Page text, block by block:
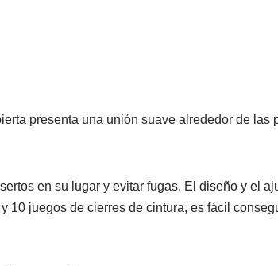
presenta una unión suave alrededor de las
en su lugar y evitar fugas. El diseño y el
10 juegos de cierres de cintura, es fácil